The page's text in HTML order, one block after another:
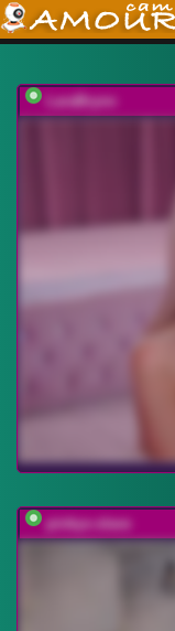
LaraBrynn
pinkys-slave